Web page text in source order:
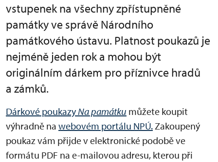
vstupenek na všechny zpřístupněné
památky ve správě Národního
památkového ústavu. Platnost poukazů je
nejméně jeden rok a mohou být
originálním dárkem pro příznivce hradů
a zámků.
Dárkové poukazyNa památku můžete koupit
výhradně na webovém portálu NPÚ. Zakoupený
poukaz vám přijde v elektronické podobě ve
formátu PDF na e-mailovou adresu, kterou při